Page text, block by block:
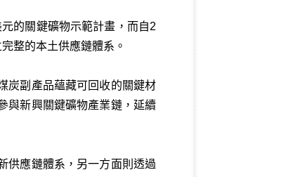
的關鍵礦物示範計畫，而自2
整的本土供應鏈體系。
炭副產品蘊藏可回收的關鍵材
與新興關鍵礦物產業鏈，延續
供應鏈體系，另一方面則透過